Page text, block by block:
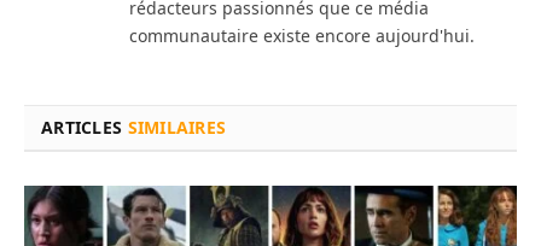
rédacteurs passionnés que ce média
communautaire existe encore aujourd'hui.
ARTICLES SIMILAIRES